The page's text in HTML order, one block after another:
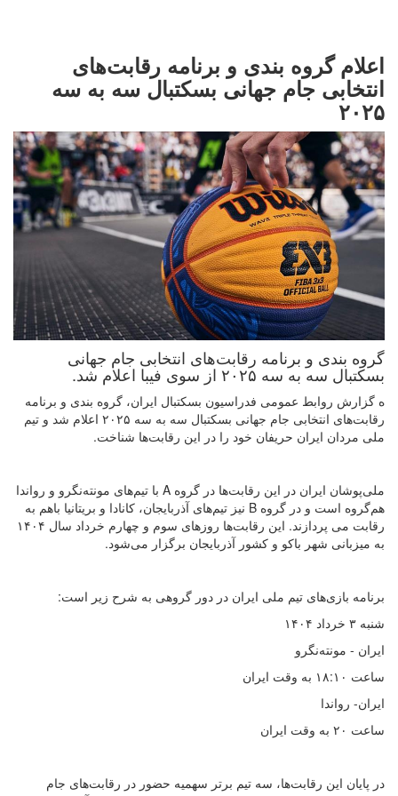
اعلام گروه بندی و برنامه رقابت‌های
انتخابی جام جهانی بسکتبال سه به سه
۲۰۲۵
گروه بندی و برنامه رقابت‌های انتخابی جام جهانی
بسکتبال سه به سه ۲۰۲۵ از سوی فیبا اعلام شد.
ه گزارش روابط عمومی فدراسیون بسکتبال ایران، گروه بندی و برنامه
رقابت‌های انتخابی جام جهانی بسکتبال سه به سه ۲۰۲۵ اعلام شد و تیم
ملی مردان ایران حریفان خود را در این رقابت‌ها شناخت.
ملی‌پوشان ایران در این رقابت‌ها در گروه A با تیم‌های مونته‌نگرو و رواندا
هم‌گروه است و در گروه B نیز تیم‌های آذربایجان، کانادا و بریتانیا باهم به
رقابت‌ می پردازند. این رقابت‌ها روزهای سوم و چهارم خرداد سال ۱۴۰۴
به میزبانی شهر باکو و کشور آذربایجان برگزار می‌شود.
برنامه بازی‌های تیم ملی ایران در دور گروهی به شرح زیر است:
شنبه ۳ خرداد ۱۴۰۴
ایران - مونته‌نگرو
ساعت ۱۸:۱۰ به وقت ایران
ایران- رواندا
ساعت ۲۰ به وقت ایران
در پایان این رقابت‌ها، سه تیم برتر سهمیه حضور در رقابت‌های جام